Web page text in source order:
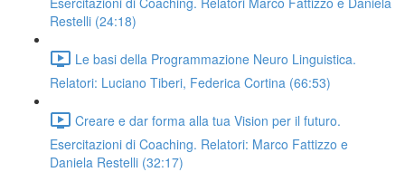
Restelli (24:18)
Le basi della Programmazione Neuro Linguistica.
Relatori: Luciano Tiberi, Federica Cortina (66:53)
Creare e dar forma alla tua Vision per il futuro.
Esercitazioni di Coaching. Relatori: Marco Fattizzo e
Daniela Restelli (32:17)